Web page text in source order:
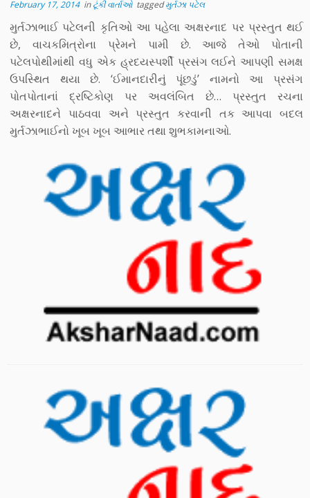
February 17, 2014inટૂંકી વાર્તાઓ taggedમુર્તઝા પટેલ
મુર્તઝાભાઈ પટેલની કૃતિઓ આ પહેલા અક્ષરનાદ પર પ્રસ્તુત થઈ
છે, વાચકમિત્રોના પ્રેમને પામી છે. આજે તેઓ પોતાની
પટેલપોથીમાંથી વધુ એક હ્રદયસ્પર્શી પ્રસંગ લઈને આપણી સમક્ષ
ઉપસ્થિત થયા છે. ‘ઈમાનદારીનું પૂંછડું’ નામનો આ પ્રસંગ
પોતપોતાનાં દ્રષ્ટિકોણ પર અવલંબિત છે… પ્રસ્તુત રચના
અક્ષરનાદને પાઠવવા અને પ્રસ્તુત કરવાની તક આપવા બદલ
મુર્તઝાભાઈનો ખૂબ ખૂબ આભાર તથા શુભકામનાઓ.